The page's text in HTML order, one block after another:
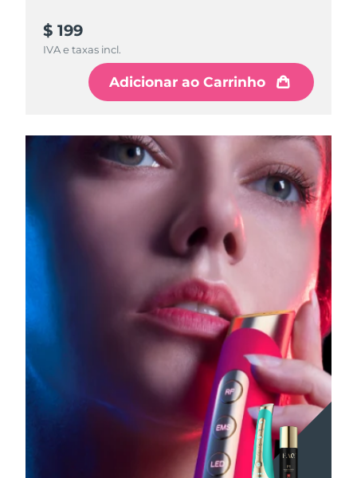
$ 199
IVA e taxas incl.
Adicionar ao Carrinho
Suíça
8/16/26
Entrega prevista8/12/26
Emirados Árabes
Unidos
Entrega prevista 8/12/26
Entrega prevista 8/11/26
Entrega prevista 8/12/26
Uzbequistão Entrega prevista 8/16/26
Vietnã Entrega prevista 8/17/26